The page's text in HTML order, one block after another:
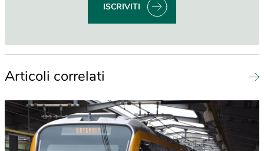
ISCRIVITI
Articoli correlati